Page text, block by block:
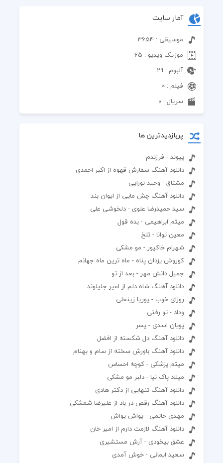
آمار سایت
موسیقی : 3654
موزیک ویدیو : 65
آلبوم : 29
فیلم : 0
سریال : 0
پربازدیدترین ها
پیوند - فرزندم
دانلود آهنگ سفارش قهوه از اکبر احمدی
مشتاق - وحید نورایی
دانلود آهنگ چش مایی از ایوان بند
سید حمیدرضا علوی - دلخوشی علی
میثم ابراهیمی - بده قول
معین توانا - تلخ
شهرام خاکپور - مو مشکی
کوروش یزدان پناه - ماه ترین ماه جهانم
جمیل دانش مهر - بعد از تو
دانلود آهنگ شاه دلم از امیر جلیلوند
روزای خوب - پوریا زینعلی
وداد - تو رفتی
پویان اسدی - پسر
دانلود آهنگ دل شکسته از افضل
دانلود آهنگ باورش سخته از سام و بهنام
میثم پزشکی - کوچه احساس
میلاد پاک نیا - دلبر مو مشکی
دانلود آهنگ تنهایی از دکتر هادی
دانلود آهنگ رقص در باد از علیرضا شمشکی
مهدی حاتمی - یواش یواش
دانلود آهنگ لازمت دارم از امیر خان
عشق بیخودی - آرش مستشیری
سعید ایمانی - خوش آمدی